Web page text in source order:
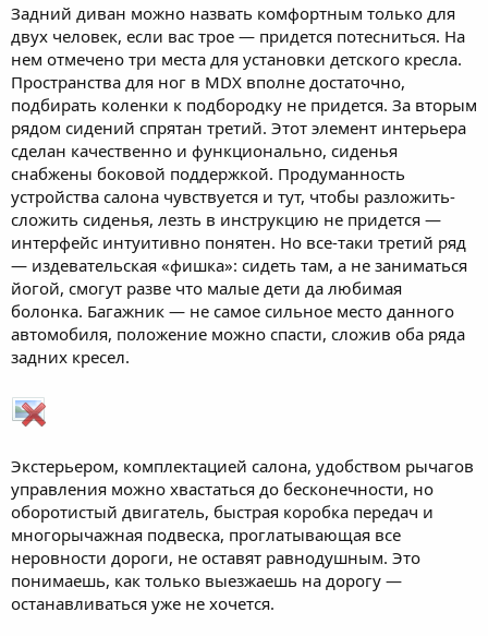
Задний диван можно назвать комфортным только для
двух человек, если вас трое — придется потесниться. На
нем отмечено три места для установки детского кресла.
Пространства для ног в MDX вполне достаточно,
подбирать коленки к подбородку не придется. За вторым
рядом сидений спрятан третий. Этот элемент интерьера
сделан качественно и функционально, сиденья
снабжены боковой поддержкой. Продуманность
устройства салона чувствуется и тут, чтобы разложить-
сложить сиденья, лезть в инструкцию не придется —
интерфейс интуитивно понятен. Но все-таки третий ряд
— издевательская «фишка»: сидеть там, а не заниматься
йогой, смогут разве что малые дети да любимая
болонка. Багажник — не самое сильное место данного
автомобиля, положение можно спасти, сложив оба ряда
задних кресел.
Экстерьером, комплектацией салона, удобством рычагов
управления можно хвастаться до бесконечности, но
оборотистый двигатель, быстрая коробка передач и
многорычажная подвеска, проглатывающая все
неровности дороги, не оставят равнодушным. Это
понимаешь, как только выезжаешь на дорогу —
останавливаться уже не хочется.